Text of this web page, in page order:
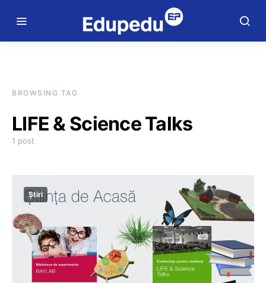
BROWSING TAG
LIFE & Science Talks
1 post
Știri